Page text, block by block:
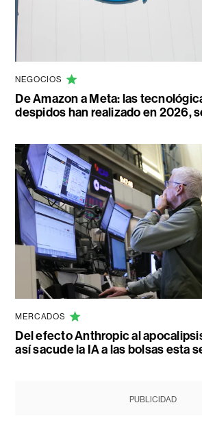
NEGOCIOS
De Amazon a Meta: las
despidos han realizado en 2026,
MERCADOS
Del efecto Anthropic al
así sacude la IA a las bolsas esta
PUBLICIDAD